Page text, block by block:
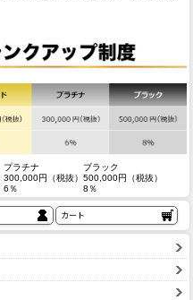
プラチナ
ブラック
300,000円（税抜） 500,000円（税抜）
6％ 8％
カート